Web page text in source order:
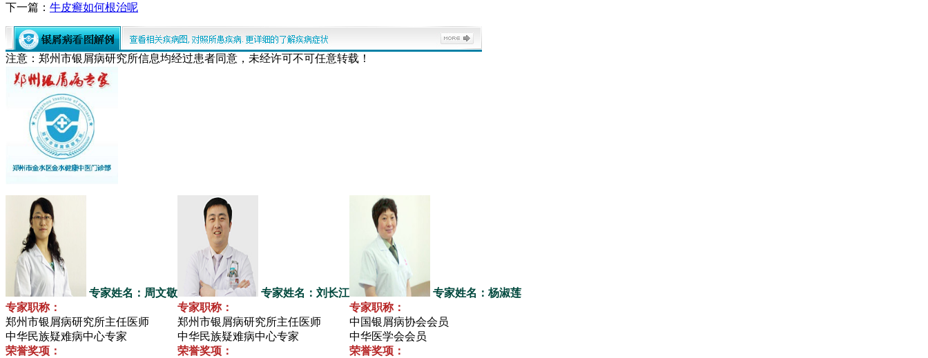
下一篇： 牛皮癣如何根治呢
注意：郑州市银屑病研究所信息均经过患者同意，未经许可不可任意转载！
专家姓名：周文敬
专家职称：
郑州市银屑病研究所主任医师
中华民族疑难病中心专家
荣誉奖项：
专家姓名：刘长江
专家职称：
郑州市银屑病研究所主任医师
中华民族疑难病中心专家
荣誉奖项：
专家姓名：杨淑莲
专家职称：
中国银屑病协会会员
中华医学会会员
荣誉奖项：